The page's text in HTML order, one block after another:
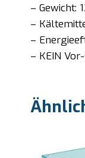
– Gewicht:
–
–
– KEIN